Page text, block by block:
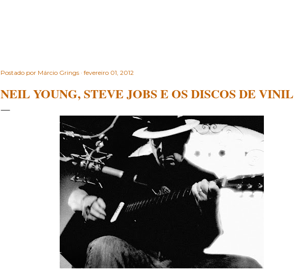
Postado por Márcio Grings fevereiro 01, 2012
NEIL YOUNG, STEVE JOBS E OS DISCOS DE VINIL